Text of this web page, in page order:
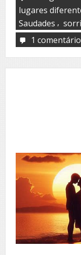
lugares
Saudades ,
1 comentário